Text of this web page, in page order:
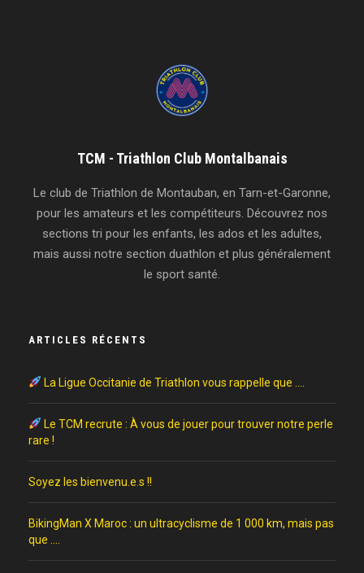
TCM - Triathlon Club Montalbanais
Le club de Triathlon de Montauban, en Tarn-et-Garonne,
pour les amateurs et les compétiteurs. Découvrez nos
sections tri pour les enfants, les ados et les adultes,
mais aussi notre section duathlon et plus généralement
le sport santé.
ARTICLES RÉCENTS
La Ligue Occitanie de Triathlon vous rappelle que ….
Le TCM recrute : À vous de jouer pour trouver notre perle
rare !
Soyez les bienvenu.e.s !!
BikingMan X Maroc : un ultracyclisme de 1 000 km, mais pas
que ….